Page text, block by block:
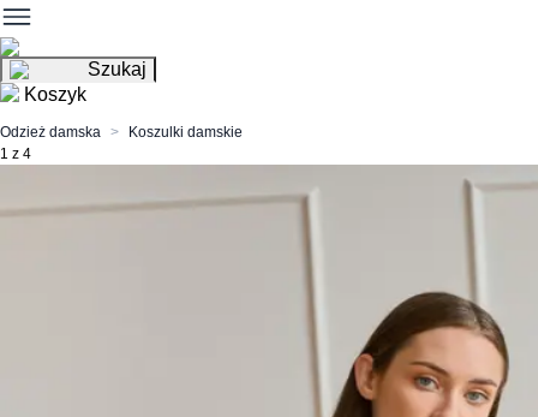
Szukaj
Koszyk
Odzież damska
Koszulki damskie
1 z 4